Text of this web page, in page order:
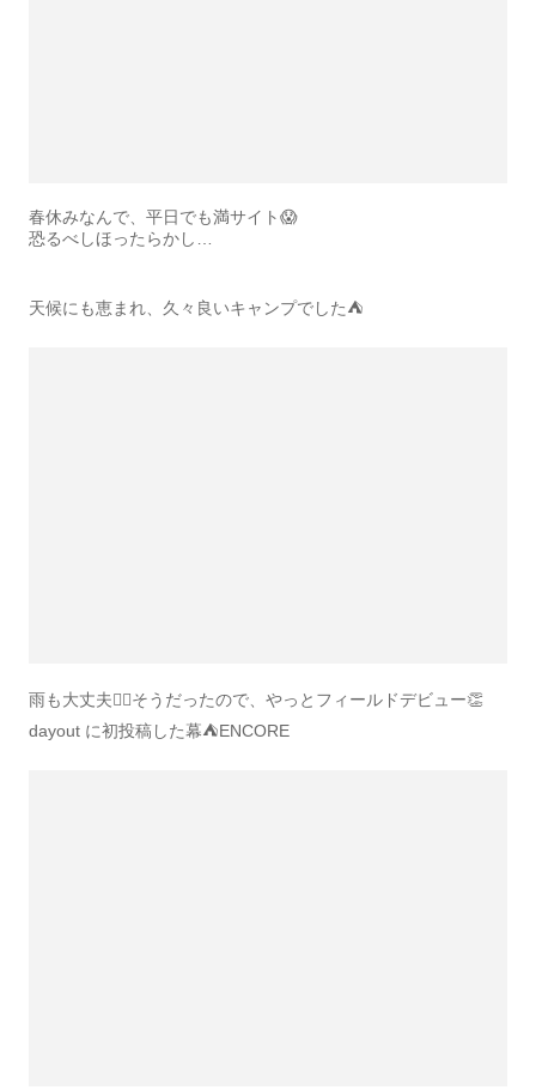
春休みなんで、平日でも満サイト😱
恐るべしほったらかし…
天候にも恵まれ、久々良いキャンプでした⛺️
雨も大丈夫🙆‍♂️そうだったので、やっとフィールドデビュー👏
dayout に初投稿した幕⛺️ENCORE